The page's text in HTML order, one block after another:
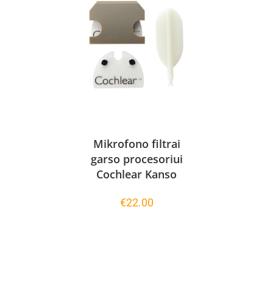
Mikrofono filtrai
garso procesoriui
Cochlear Kanso
€22.00